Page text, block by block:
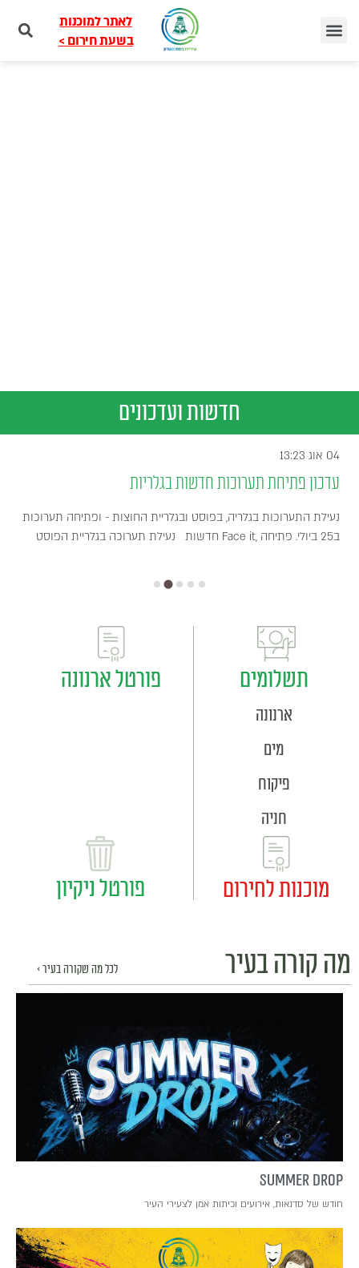
לאתר למוכנות
בשעת חירום >
חדשות ועדכונים
04 אוג 13:23
עדכון פתיחת תערוכות חדשות בגלריות
נעילת התערוכות בגלריה, בפוסט ובגלריית החוצות - ופתיחה תערוכות
חדשות נעילת תערוכה בגלריית הפוסט Face it, ב25 ביולי. פתיחה
תשלומים
ארנונה
מים
פיקוח
חניה
פורטל ארנונה
מוכנות לחירום פורטל ניקיון
מה קורה בעיר לכל מה שקורה בעיר >
SUMMER DROP
חודש של סדנאות, אירועים וכיתות אמן לצעירי העיר